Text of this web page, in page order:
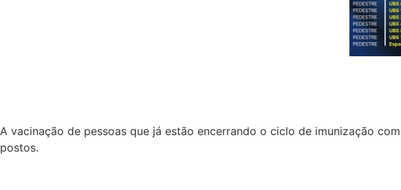
A vacinação de pessoas que já estão encerrando o ciclo de imunização
postos.